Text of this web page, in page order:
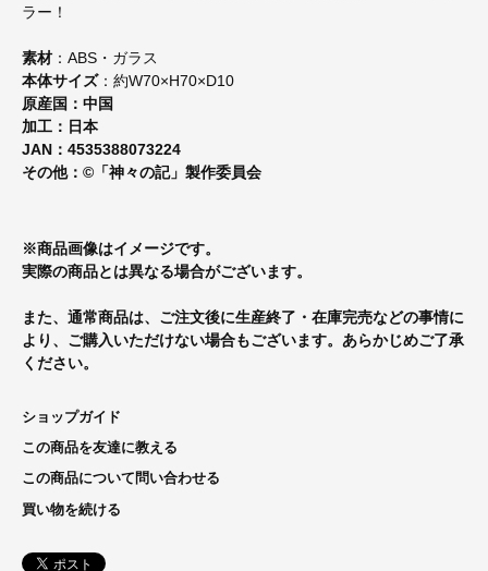
ラー！
素材 ：ABS・ガラス
本体サイズ：約W70×H70×D10
原産国 ：中国
加工 ：日本
JAN ：4535388073224
その他：©「神々の記」製作委員会
※商品画像はイメージです。
実際の商品とは異なる場合がございます。
また、通常商品は、ご注文後に生産終了・在庫完売などの事情に
より、ご購入いただけない場合もございます。あらかじめご了承
ください。
ショップガイド
この商品を友達に教える
この商品について問い合わせる
買い物を続ける